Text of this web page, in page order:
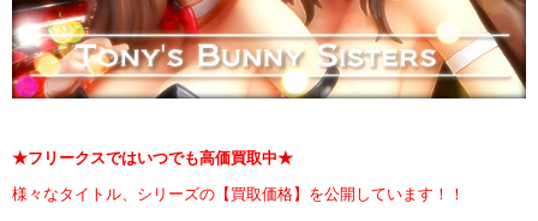
★フリークスではいつでも高価買取中★
様々なタイトル、シリーズの【買取価格】を公開しています！！